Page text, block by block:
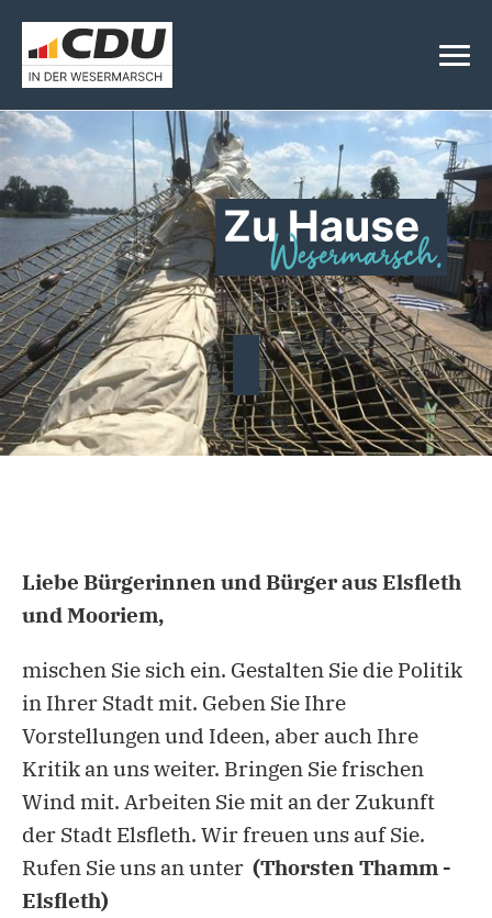
Liebe Bürgerinnen und Bürger aus Elsfleth
und Mooriem,
mischen Sie sich ein. Gestalten Sie die Politik
in Ihrer Stadt mit. Geben Sie Ihre
Vorstellungen und Ideen, aber auch Ihre
Kritik an uns weiter. Bringen Sie frischen
Wind mit. Arbeiten Sie mit an der Zukunft
der Stadt Elsfleth. Wir freuen uns auf Sie.
Rufen Sie uns an unter (Thorsten Thamm -
Elsfleth)